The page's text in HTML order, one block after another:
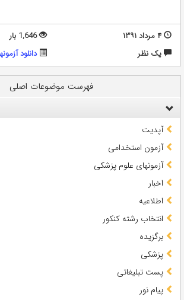
۴ مرداد ۱۳۹۱
1,646 بار
يک نظر
دانلود
فهرست موضوعات اصلی
آپدیت
آزمون استخدامی
آزمونهای علوم پزشکی
اخبار
اطلاعیه
انتخاب رشته کنکور
برگزیده
پزشکی
پست تبلیغاتی
پیام نور